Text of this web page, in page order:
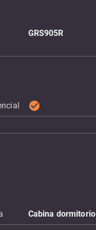
GRS905R
check_circle
Cabina dormitorio